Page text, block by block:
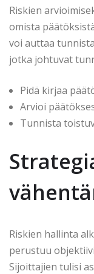
Riskien
omista
voi auttaa
jotka johtuvat
Pidä kirjaa
Arvioi
Tunnista
Riskien hallinta
perustuu
Sijoittajien tulisi